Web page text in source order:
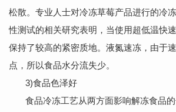
松散。专业人士对冷冻草莓产品进行的冷
性测试的相关研究表明，当使用超低温快
保持了较高的紧密质地。液氮速冻，由于
点，所以食品水分流失少。
3)食品色泽好
食品冷冻工艺从两方面影响解冻食品